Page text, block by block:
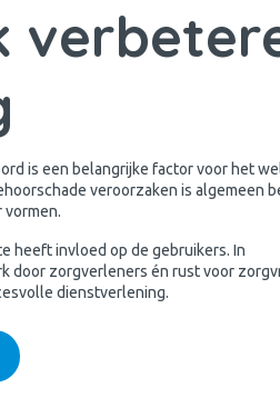
is een belangrijke factor voor het
veroorzaken is algemeen
vormen.
heeft invloed op de gebruikers. In
door zorgverleners én rust voor
dienstverlening.